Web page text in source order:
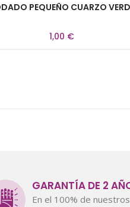
PEQUEÑO CUARZO
1,00 €
GARANTÍA DE 2
En el 100% de nuestros